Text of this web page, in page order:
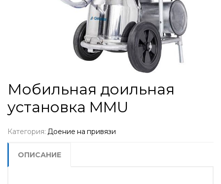
Мобильная доильная
установка MMU
Категория: Доение на привязи
ОПИСАНИЕ